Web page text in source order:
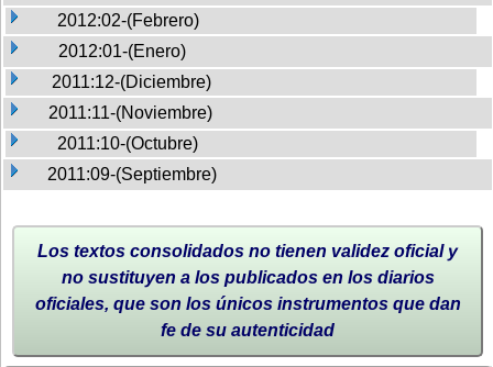
2012:02-(Febrero)
2012:01-(Enero)
2011:12-(Diciembre)
2011:11-(Noviembre)
2011:10-(Octubre)
2011:09-(Septiembre)
Los textos consolidados no tienen validez oficial y
no sustituyen a los publicados en los diarios
oficiales, que son los únicos instrumentos que dan
fe de su autenticidad